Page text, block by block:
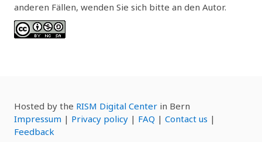
anderen Fällen, wenden Sie sich bitte an den Autor.
Hosted by the RISM Digital Center in Bern
Impressum | Privacy policy | FAQ | Contact us |
Feedback